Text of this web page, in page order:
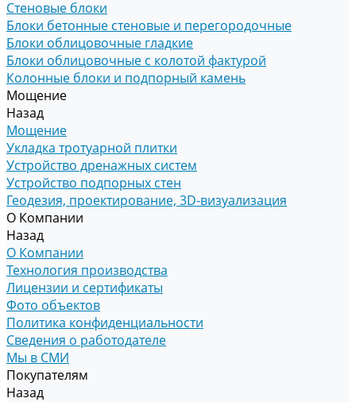
Стеновые блоки
Блоки бетонные стеновые и перегородочные
Блоки облицовочные гладкие
Блоки облицовочные с колотой фактурой
Колонные блоки и подпорный камень
Мощение
Назад
Мощение
Укладка тротуарной плитки
Устройство дренажных систем
Устройство подпорных стен
Геодезия, проектирование, 3D-визуализация
О Компании
Назад
О Компании
Технология производства
Лицензии и сертификаты
Фото объектов
Политика конфиденциальности
Сведения о работодателе
Мы в СМИ
Покупателям
Назад